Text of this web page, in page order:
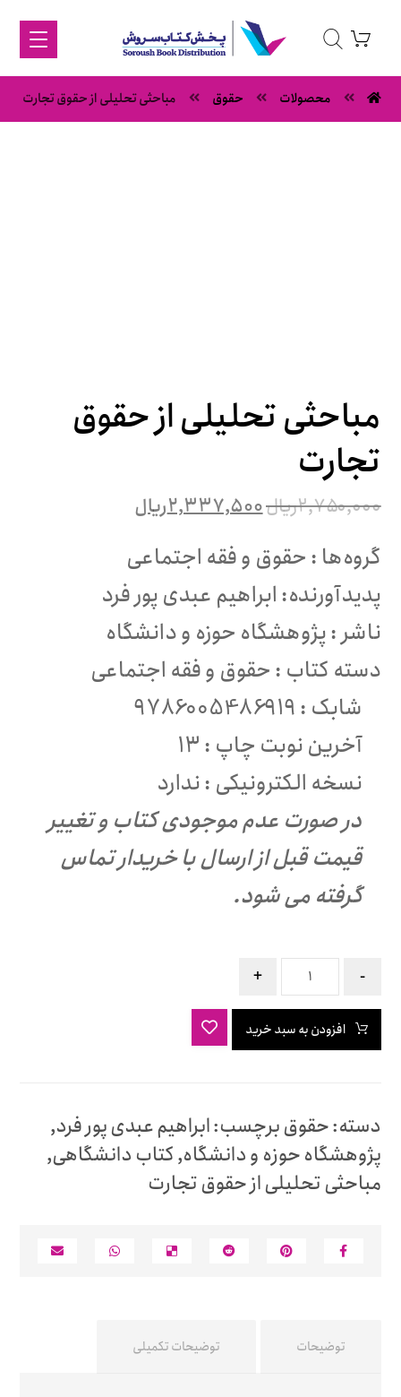
محصولات حقوق مباحثی تحلیلی از حقوق تجارت
مباحثی تحلیلی از حقوق
تجارت
۲,۷۵۰,۰۰۰ریال۲,۳۳۷,۵۰۰ریال
گروه‌ها : حقوق و فقه اجتماعی
پدیدآورنده: ابراهیم عبدی پور فرد
ناشر :پژوهشگاه حوزه و دانشگاه
دسته کتاب : حقوق و فقه اجتماعی
شابک : 9786005486919
آخرین نوبت چاپ : ۱۳
نسخه الکترونیکی :ندارد
در صورت عدم موجودی کتاب و تغییر
قیمت قبل از ارسال با خریدار تماس
گرفته می شود.
-
+
افزودن به سبد خرید
دسته:حقوقبرچسب:ابراهیم عبدی پور فرد,
پژوهشگاه حوزه و دانشگاه,کتاب دانشگاهی,
مباحثی تحلیلی از حقوق تجارت
توضیحات توضیحات تکمیلی